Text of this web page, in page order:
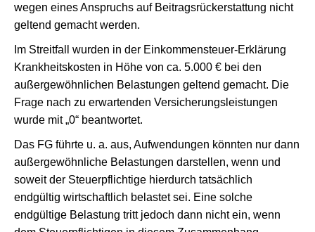
wegen eines Anspruchs auf Beitragsrückerstattung nicht
geltend gemacht werden.
Im Streitfall wurden in der Einkommensteuer-Erklärung
Krankheitskosten in Höhe von ca. 5.000 € bei den
außergewöhnlichen Belastungen geltend gemacht. Die
Frage nach zu erwartenden Versicherungsleistungen
wurde mit „0“ beantwortet.
Das FG führte u. a. aus, Aufwendungen könnten nur dann
außergewöhnliche Belastungen darstellen, wenn und
soweit der Steuerpflichtige hierdurch tatsächlich
endgültig wirtschaftlich belastet sei. Eine solche
endgültige Belastung tritt jedoch dann nicht ein, wenn